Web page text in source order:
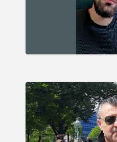
Herr
Alnajar